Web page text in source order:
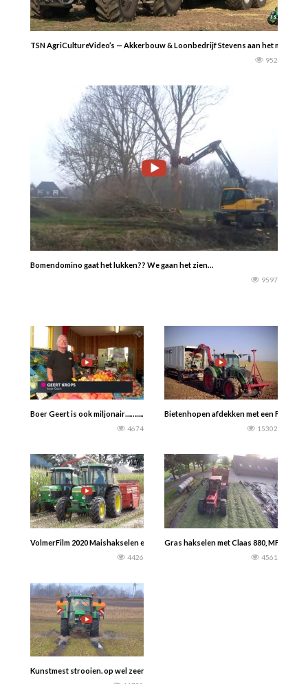
TSN AgriCultureVideo’s — Akkerbouw & Loonbedrijf Stevens aan het mais
952
Bomendomino gaat het lukken?? We gaan het zien…
9597
Boer Geert is ook miljonair……….
4674
Bietenhopen afdekken met een Fendt
15302
VolmerFilm 2020 Maishakselen en voeren……… Hoe het ook kan……- John Deere
4426
Gras hakselen met Claas 880, MF 7495,
4561
Kunstmest strooien. op wel zeer natte percelen. ☆ John Deere 6330 & Claas